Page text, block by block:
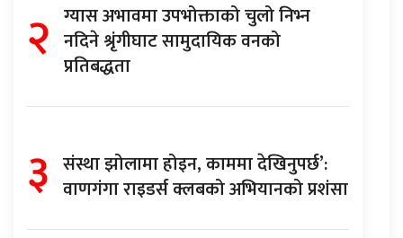
२ ग्यास अभावमा उपभोक्ताको चुलो निभ्न
नदिने श्रृंगीघाट सामुदायिक वनको
प्रतिबद्धता
३ संस्था झोलामा होइन, काममा देखिनुपर्छ’:
वाणगंगा राइडर्स क्लबको अभियानको प्रशंसा